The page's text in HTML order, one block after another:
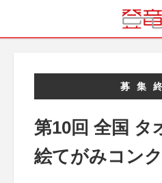
募集
第10回 全国 タ
絵てがみコン